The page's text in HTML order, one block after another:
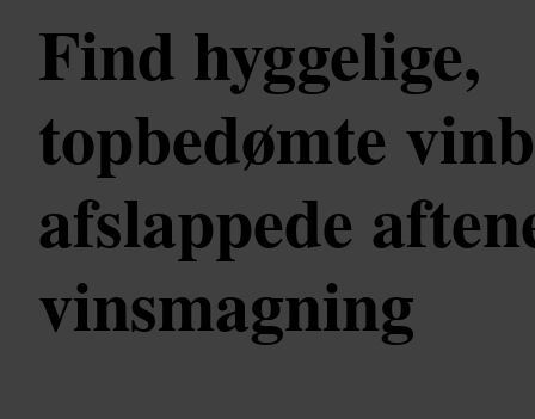
Find hyggelige,
topbedømte
afslappede
vinsmagning